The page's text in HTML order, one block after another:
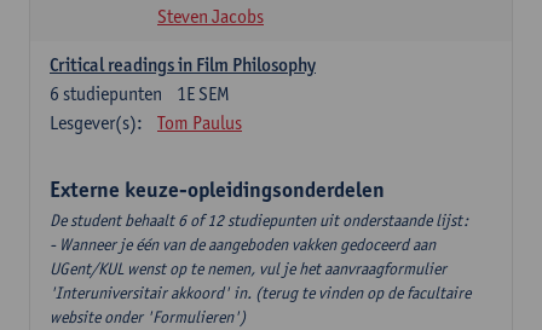
Steven Jacobs
Critical readings in Film Philosophy
1E SEM
6 studiepunten
Lesgever(s):
Tom Paulus
Externe keuze-opleidingsonderdelen
De student behaalt 6 of 12 studiepunten uit onderstaande lijst:
- Wanneer je één van de aangeboden vakken gedoceerd aan
UGent/KUL wenst op te nemen, vul je het aanvraagformulier
'Interuniversitair akkoord' in. (terug te vinden op de facultaire
website onder 'Formulieren')